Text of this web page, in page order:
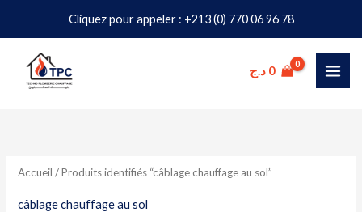
Cliquez pour appeler : +213 (0) 770 06 96 78
contenu
0 د.ج
Accueil / Produits identifiés “câblage chauffage au sol”
câblage chauffage au sol